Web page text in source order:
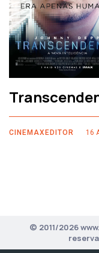
CINEMAXEDITOR
16
© 2011/2026